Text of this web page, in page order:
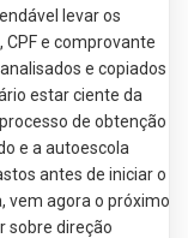
levar os
CPF e comprovante
e copiados
estar ciente da
de obtenção
e a autoescola
antes de iniciar o
vem agora o próximo
sobre direção